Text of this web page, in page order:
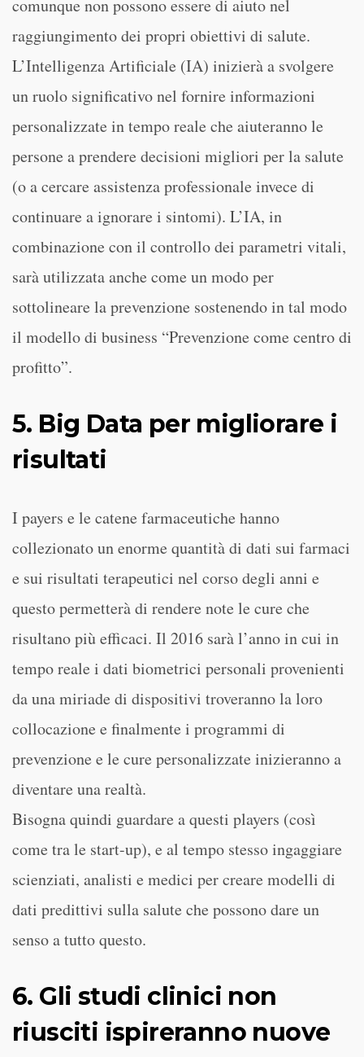
comunque non possono essere di aiuto nel
raggiungimento dei propri obiettivi di salute.
L’Intelligenza Artificiale (IA) inizierà a svolgere
un ruolo significativo nel fornire informazioni
personalizzate in tempo reale che aiuteranno le
persone a prendere decisioni migliori per la salute
(o a cercare assistenza professionale invece di
continuare a ignorare i sintomi). L’IA, in
combinazione con il controllo dei parametri vitali,
sarà utilizzata anche come un modo per
sottolineare la prevenzione sostenendo in tal modo
il modello di business “Prevenzione come centro di
profitto”.
5. Big Data per migliorare i
risultati
I payers e le catene farmaceutiche hanno
collezionato un enorme quantità di dati sui farmaci
e sui risultati terapeutici nel corso degli anni e
questo permetterà di rendere note le cure che
risultano più efficaci. Il 2016 sarà l’anno in cui in
tempo reale i dati biometrici personali provenienti
da una miriade di dispositivi troveranno la loro
collocazione e finalmente i programmi di
prevenzione e le cure personalizzate inizieranno a
diventare una realtà.
Bisogna quindi guardare a questi players (così
come tra le start-up), e al tempo stesso ingaggiare
scienziati, analisti e medici per creare modelli di
dati predittivi sulla salute che possono dare un
senso a tutto questo.
6. Gli studi clinici non
riusciti ispireranno nuove